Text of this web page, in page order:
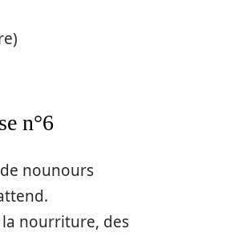
n°6
nounours
nourriture, des